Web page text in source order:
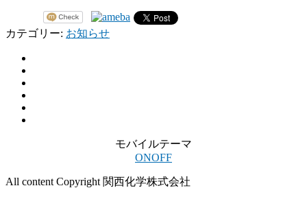
カテゴリー: お知らせ
モバイルテーマ
ONOFF
All content Copyright 関西化学株式会社